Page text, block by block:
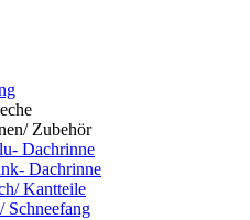
Zubehör
Dachrinne
Dachrinne
Kantteile
Schneefang